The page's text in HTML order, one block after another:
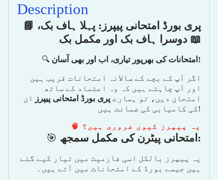
Description
📘 پری بورڈ امتحانی پیپرز: پہلا ہاف بک،
دوسرا ہاف بک اور مکمل بک 📖
🔍 امتحانات کی بھرپور تیاری، اب اور بھی آسان !
اگر آپ کے بچے کے سالانہ امتحانات قریب ہیں
اور آپ چاہتے ہیں کہ وہ اعتماد کے ساتھ
امتحان دیں، تو ہمارے پری بورڈ امتحانی پیپرز
ان
کی کامیابی کی ضمانت ہیں!
🧠 یہ پیپرز کیوں ضروری ہیں؟
🎯 امتحانی پیٹرن کی مکمل سمجھ :
یہ پیپرز بالکل اسی فارمیٹ میں تیار کیے گئے
ہیں جیسے بورڈ کے امتحانات میں آتے ہیں۔